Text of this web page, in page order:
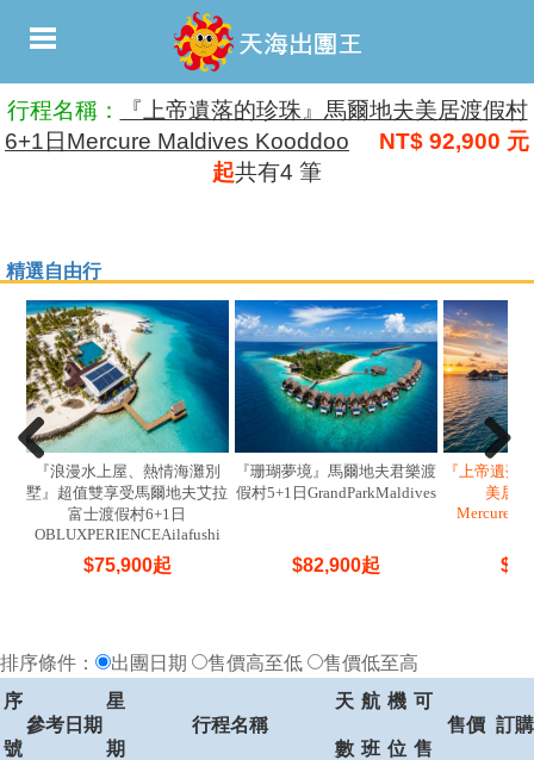
行程名稱：
『上帝遺落的珍珠』馬爾地夫美居渡假村
6+1日Mercure Maldives Kooddoo
NT$ 92,900 元
起共有4 筆
精選自由行
『浪漫水上屋、熱情海灘別
墅』超值雙享受馬爾地夫艾拉
富士渡假村6+1日
OBLUXPERIENCEAilafushi
$75,900起
『珊瑚夢境』馬爾地夫君樂渡
假村5+1日GrandParkMaldives
$82,900起
『上帝遺落
美居
$
排序條件： 出團日期 售價高至低
售價低至高
序
號
參考日期
星
期
行程名稱
天
數
航
班
機
位
可
售
售價 訂購